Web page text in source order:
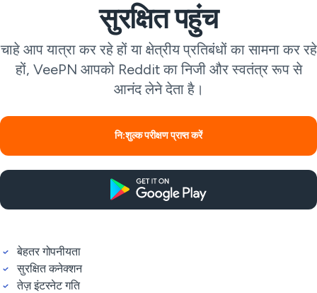
सुरक्षित पहुंच
चाहे आप यात्रा कर रहे हों या क्षेत्रीय प्रतिबंधों का सामना कर रहे
हों, VeePN आपको Reddit का निजी और स्वतंत्र रूप से
आनंद लेने देता है।
नि:शुल्क परीक्षण प्राप्त करें
बेहतर गोपनीयता
सुरक्षित कनेक्शन
तेज़ इंटरनेट गति